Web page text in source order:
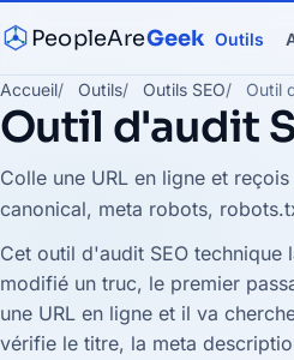
PeopleAreGeek Outils
Accueil Outils Outils SEO Outil
Outil d'audit
Colle une URL en ligne et
canonical, meta robots,
Cet outil d'audit SEO
modifié un truc, le premier
une URL en ligne et il va
vérifie le titre, la meta